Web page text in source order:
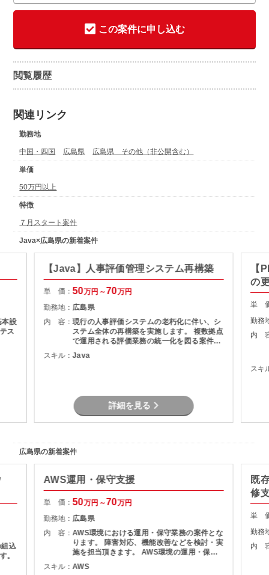
この案件に申し込む
閲覧履歴
関連リンク
勤務地
中国・四国 広島県 広島県 その他（非公開含む）
単価
50万円以上
特徴
７月スタート案件
Java×広島県の新着案件
本設
ス
【Java】人事評価管理システム再構築
単 価：50万円～70万円
勤務地： 広島県
内 容：現行の人事評価システムの老朽化に伴い、シ
ステム全体の再構築を実施します。 複数拠点
で運用される評価業務の統一化を図る案件で
スキル：Java
詳細を見る
【
の
単
勤務
内
スキ
広島県の新着案件
込
。
AWS運用・保守支援
単 価：50万円～70万円
勤務地： 広島県
内 容：AWS環境における運用・保守業務の案件とな
ります。 障害対応、機能改善などを検討・実
施を担当頂きます。 AWS環境の運用・保守
障害調査 マニュアル作成
スキル：AWS
既
修
単
勤務
内